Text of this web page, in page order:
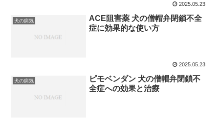
2025.05.23
犬の病気
ACE阻害薬 犬の僧帽弁閉鎖不全
症に効果的な使い方
2025.05.23
犬の病気
ピモベンダン 犬の僧帽弁閉鎖不
全症への効果と治療